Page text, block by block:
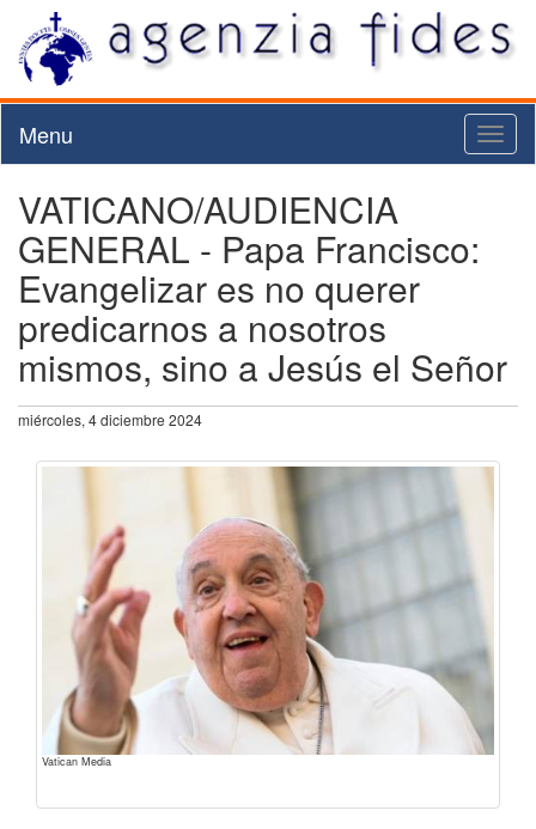
Menu
VATICANO/AUDIENCIA
GENERAL - Papa Francisco:
Evangelizar es no querer
predicarnos a nosotros
mismos, sino a Jesús el Señor
miércoles, 4 diciembre 2024
Vatican Media